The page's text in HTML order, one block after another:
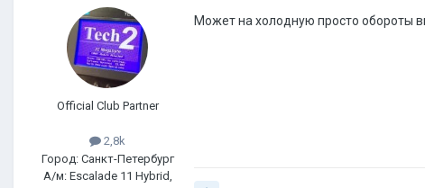
Official Club Partner
2,8k
Город: Санкт-Петербург
А/м: Escalade 11 Hybrid,
Может на холодную просто обороты